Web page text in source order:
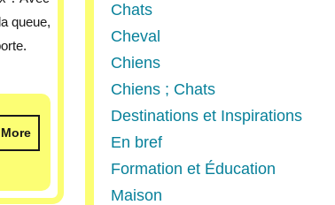
queue,
Chats
Cheval
Chiens
Chiens ; Chats
Destinations et Inspirations
En bref
Formation et Éducation
Maison